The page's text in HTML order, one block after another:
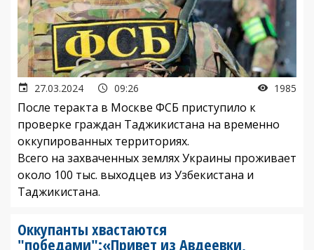
27.03.2024 09:26 1985
После теракта в Москве ФСБ приступило к
проверке граждан Таджикистана на временно
оккупированных территориях.
Всего на захваченных землях Украины проживает
около 100 тыс. выходцев из Узбекистана и
Таджикистана.
Оккупанты хвастаются
"победами":«Привет из Авдеевки,